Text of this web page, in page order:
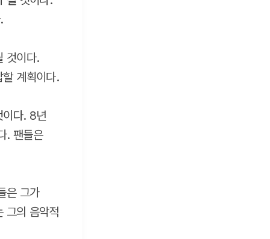
것이다.
계획이다.
이다. 8년
. 팬들은
은 그가
그의 음악적